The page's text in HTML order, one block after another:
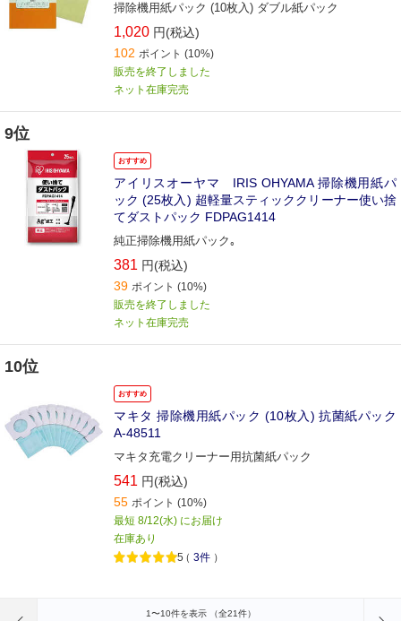
掃除機用紙パック (10枚入) ダブル紙パック
1,020 円(税込)
102 ポイント (10%)
販売を終了しました
ネット在庫完売
9位
おすすめ
アイリスオーヤマ IRIS OHYAMA 掃除機用紙パ
ック (25枚入) 超軽量スティッククリーナー使い捨
てダストパック FDPAG1414
純正掃除機用紙パック｡
381 円(税込)
39 ポイント (10%)
販売を終了しました
ネット在庫完売
10位
おすすめ
マキタ 掃除機用紙パック (10枚入) 抗菌紙パック
A-48511
マキタ充電クリーナー用抗菌紙パック
541 円(税込)
55 ポイント (10%)
最短 8/12(水) にお届け
在庫あり
5（3件 ）
1〜10件を表示 （全21件）